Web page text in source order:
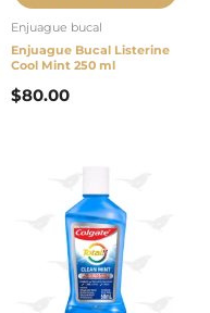
Enjuague bucal
Enjuague Bucal Listerine
Cool Mint 250 ml
$80.00